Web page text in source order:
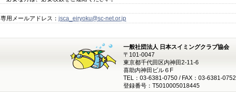
専用メールアドレス： jsca_eiryoku@sc-net.or.jp
一般社団法人 日本スイミングクラブ協会
〒101-0047
東京都千代田区内神田2-11-6
喜助内神田ビル６F
TEL：03-6381-0750 / FAX：03-6381-0752
登録番号：T5010005018445